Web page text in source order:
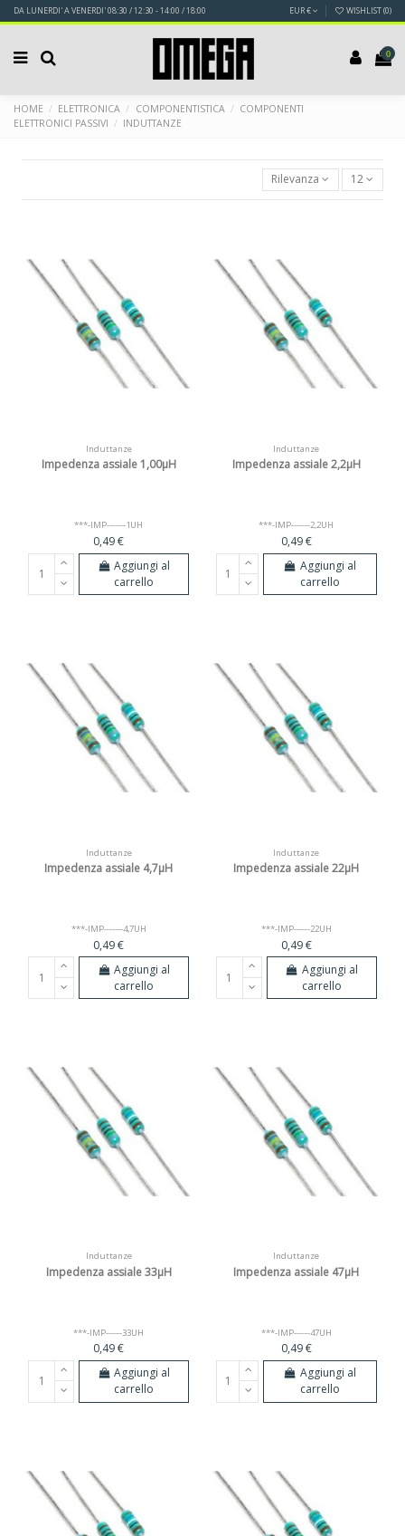
DA LUNERDI' A VENERDI' 08:30 / 12:30 - 14:00 / 18:00 EUR € WISHLIST (0)
0
HOME ELETTRONICA COMPONENTISTICA
COMPONENTI
ELETTRONICI PASSIVI
INDUTTANZE
Rilevanza 12
Induttanze
Impedenza assiale 1,00µH
***-IMP-------1UH
0,49 €
Aggiungi al
carrello
Induttanze
Impedenza assiale 2,2µH
***-IMP-------2,2UH
0,49 €
Aggiungi al
carrello
Induttanze
Impedenza assiale 4,7µH
***-IMP-------4,7UH
0,49 €
Aggiungi al
carrello
Induttanze
Impedenza assiale 22µH
***-IMP------22UH
0,49 €
Aggiungi al
carrello
Induttanze
Impedenza assiale 33µH
***-IMP------33UH
0,49 €
Aggiungi al
carrello
Induttanze
Impedenza assiale 47µH
***-IMP------47UH
0,49 €
Aggiungi al
carrello